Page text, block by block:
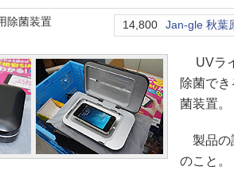
除菌装置 14,800 Jan-gle 秋葉
UVラ
除菌で
菌装置。
製品の
のこと。